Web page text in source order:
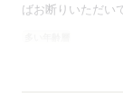
ばお断りいただい